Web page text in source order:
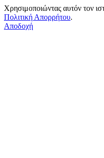
Χρησιμοποιώντας αυτόν τον
Πολιτική Απορρήτου.
Αποδοχή